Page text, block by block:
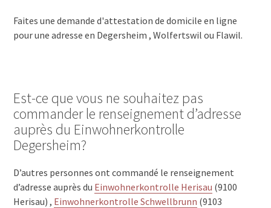
Faites une demande d'attestation de domicile en ligne
pour une adresse en Degersheim , Wolfertswil ou Flawil.
Est-ce que vous ne souhaitez pas
commander le renseignement d’adresse
auprès du Einwohnerkontrolle
Degersheim?
D’autres personnes ont commandé le renseignement
d’adresse auprès du Einwohnerkontrolle Herisau (9100
Herisau) , Einwohnerkontrolle Schwellbrunn (9103